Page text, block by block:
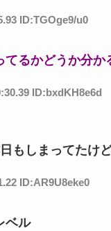
ID:TGOge9/u0
るかどうか分か
ID:bxdKH8e6d
もしまってたけ
ID:AR9U8eke0
ベル